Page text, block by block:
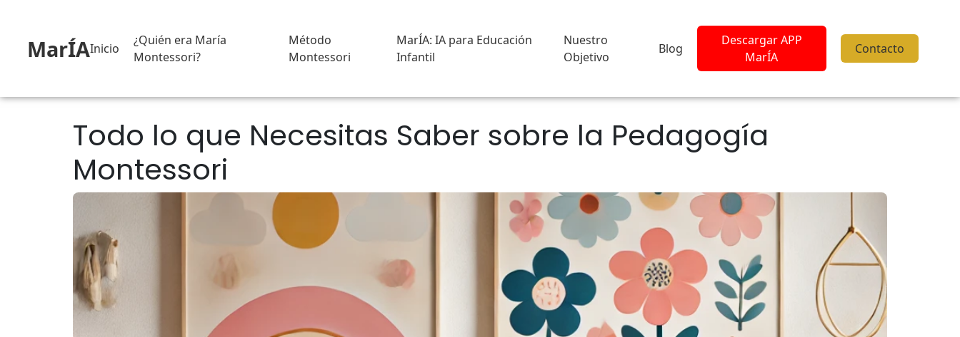
MarÍAInicio
¿Quién era María
Montessori?
Método
Montessori
MarÍA: IA para Educación
Infantil
Nuestro
Objetivo
Blog
Descargar APP
MarÍA
Contacto
Todo lo que Necesitas Saber sobre la Pedagogía
Montessori